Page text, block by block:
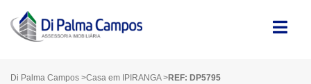
Di Palma Campos >Casa em IPIRANGA >REF: DP5795